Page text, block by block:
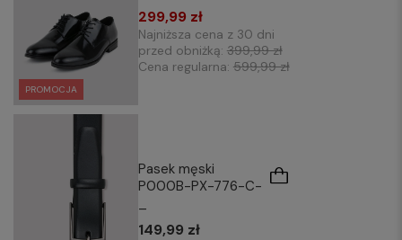
PROMOCJA
299,99 zł
Najniższa cena z 30 dni
przed obniżką: 399,99 zł
Cena regularna: 599,99 zł
Pasek męski
P000B-PX-776-C-
149,99 zł